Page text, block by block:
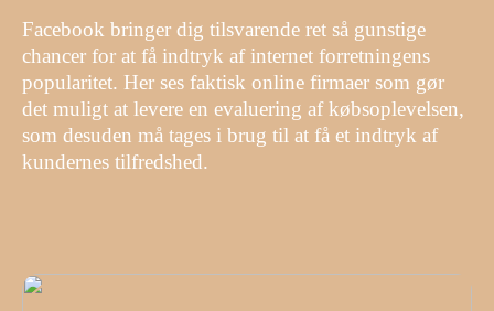
Facebook bringer dig tilsvarende ret så gunstige
chancer for at få indtryk af internet forretningens
popularitet. Her ses faktisk online firmaer som gør
det muligt at levere en evaluering af købsoplevelsen,
som desuden må tages i brug til at få et indtryk af
kundernes tilfredshed.